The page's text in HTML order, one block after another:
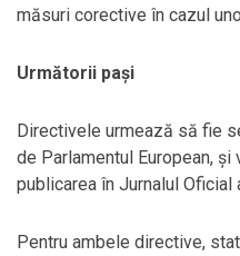
măsuri corective în cazul
Următorii pași
Directivele urmează să fie
de Parlamentul European, și
publicarea în Jurnalul Oficial
Pentru ambele directive,